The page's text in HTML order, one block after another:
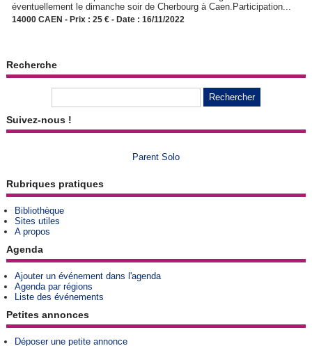
éventuellement le dimanche soir de Cherbourg à Caen.Participation...
14000 CAEN - Prix : 25 € - Date : 16/11/2022
Recherche
Suivez-nous !
Parent Solo
Rubriques pratiques
Bibliothèque
Sites utiles
A propos
Agenda
Ajouter un événement dans l'agenda
Agenda par régions
Liste des événements
Petites annonces
Déposer une petite annonce